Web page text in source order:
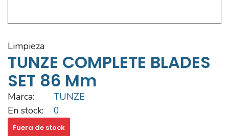
limpieza
TUNZE COMPLETE BLADES
SET 86 Mm
Marca:
TUNZE
En stock:
0
Fuera de stock